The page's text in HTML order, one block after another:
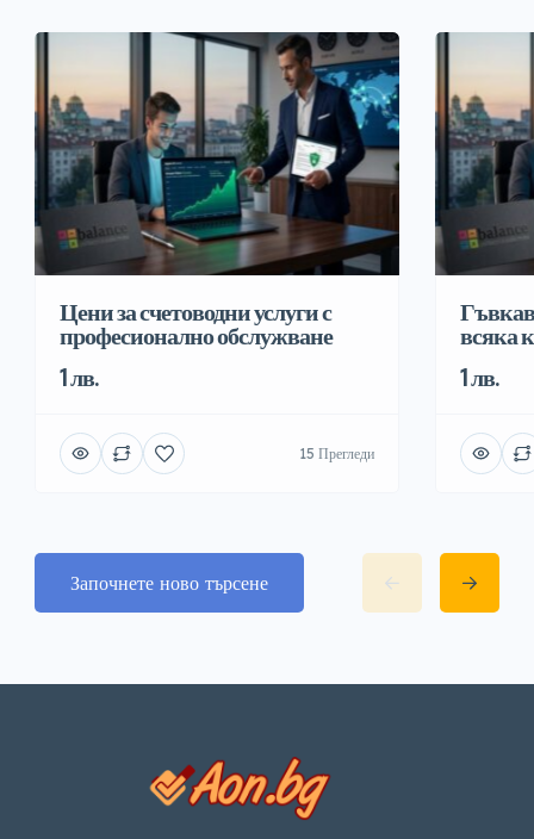
Цени за счетоводни услуги с
професионално обслужване
1 лв.
15 Прегледи
всяка
1 лв.
Започнете ново търсене